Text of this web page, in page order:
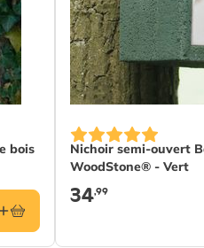
bois
Nichoir semi-ouvert
WoodStone® - Vert
34,99